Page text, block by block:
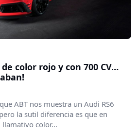
de color rojo y con 700 CV…
ABT nos muestra un Audi RS6
la sutil diferencia es que en
llamativo color...